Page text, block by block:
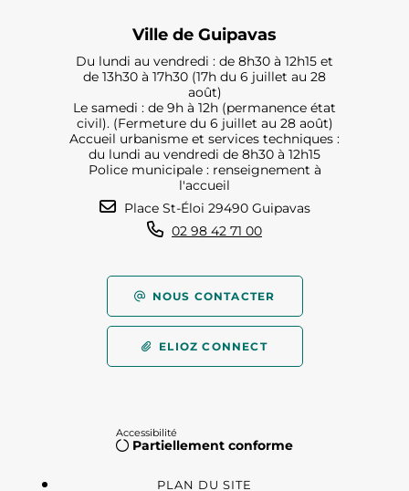
Ville de Guipavas
Du lundi au vendredi : de 8h30 à 12h15 et
de 13h30 à 17h30 (17h du 6 juillet au 28
août)
Le samedi : de 9h à 12h (permanence état
civil). (Fermeture du 6 juillet au 28 août)
Accueil urbanisme et services techniques :
du lundi au vendredi de 8h30 à 12h15
Police municipale : renseignement à
l'accueil
Place St-Éloi 29490 Guipavas
02 98 42 71 00
NOUS CONTACTER
ELIOZ CONNECT
Accessibilité
Partiellement conforme
PLAN DU SITE